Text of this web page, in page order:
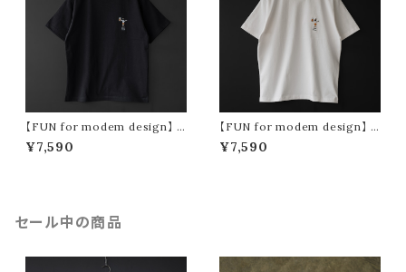
【FUN for modem design】 b
eer & gyoza ojisan tee -us
a cotton- (black)
¥7,590
【FUN for modem design】 b
eer & gyoza ojisan tee -us
a cotton- (white)
¥7,590
セール中の商品